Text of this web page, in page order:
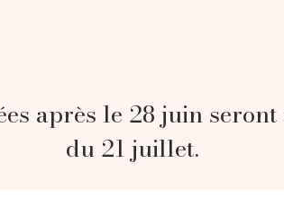
après le 28 juin
du 21 juillet.